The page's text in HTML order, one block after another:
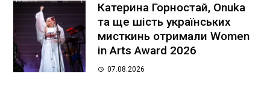
Катерина Горностай, Onuka
та ще шість українських
мисткинь отримали Women
in Arts Award 2026
07.08.2026